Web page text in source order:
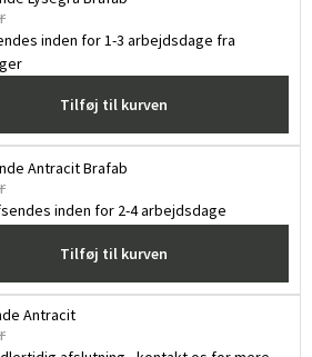
inden for 1-3 arbejdsdage fra
Tilføj til kurven
Antracit Brafab
inden for 2-4 arbejdsdage
Tilføj til kurven
Antracit